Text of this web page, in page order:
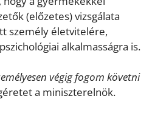
(előzetes) vizsgálata
személy életvitelére,
alkalmasságra is.
végig fogom követni
a miniszterelnök.